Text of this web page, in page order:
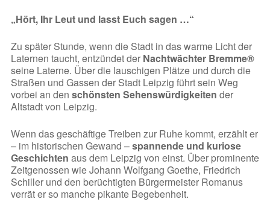
„Hört, Ihr Leut und lasst Euch sagen …“
Zu später Stunde, wenn die Stadt in das warme Licht der
Laternen taucht, entzündet der Nachtwächter Bremme®
seine Laterne. Über die lauschigen Plätze und durch die
Straßen und Gassen der Stadt Leipzig führt sein Weg
vorbei an den schönsten Sehenswürdigkeiten der
Altstadt von Leipzig.
Wenn das geschäftige Treiben zur Ruhe kommt, erzählt er
– im historischen Gewand –spannende und kuriose
Geschichten aus dem Leipzig von einst. Über prominente
Zeitgenossen wie Johann Wolfgang Goethe, Friedrich
Schiller und den berüchtigten Bürgermeister Romanus
verrät er so manche pikante Begebenheit.